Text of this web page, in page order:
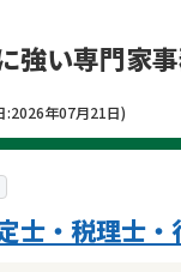
強い専門家
:2026年07月21日)
士・税理士